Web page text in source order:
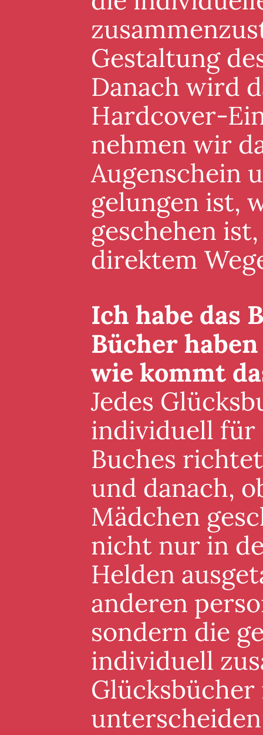
Gestaltung
Danach wird
Hardcover-
nehmen wir
Augenschein
gelungen ist,
geschehen
direktem
Ich habe das
Bücher
wie kommt
Jedes
individuell für
Buches
und danach,
Mädchen
nicht nur in
Helden
anderen
sondern die
individuell